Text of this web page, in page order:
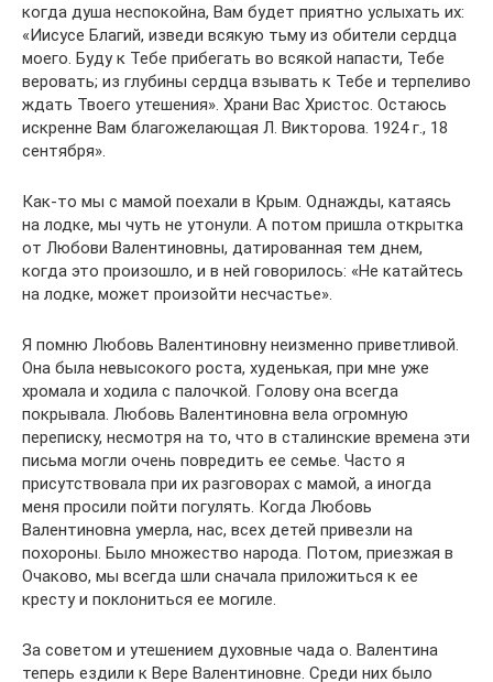
когда душа неспокойна, Вам будет приятно услыхать их:
«Иисусе Благий, изведи всякую тьму из обители сердца
моего. Буду к Тебе прибегать во всякой напасти, Тебе
веровать; из глубины сердца взывать к Тебе и терпеливо
ждать Твоего утешения». Храни Вас Христос. Остаюсь
искренне Вам благожелающая Л. Викторова. 1924 г., 18
сентября».
Как-то мы с мамой поехали в Крым. Однажды, катаясь
на лодке, мы чуть не утонули. А потом пришла открытка
от Любови Валентиновны, датированная тем днем,
когда это произошло, и в ней говорилось: «Не катайтесь
на лодке, может произойти несчастье».
Я помню Любовь Валентиновну неизменно приветливой.
Она была невысокого роста, худенькая, при мне уже
хромала и ходила с палочкой. Голову она всегда
покрывала. Любовь Валентиновна вела огромную
переписку, несмотря на то, что в сталинские времена эти
письма могли очень повредить ее семье. Часто я
присутствовала при их разговорах с мамой, а иногда
меня просили пойти погулять. Когда Любовь
Валентиновна умерла, нас, всех детей привезли на
похороны. Было множество народа. Потом, приезжая в
Очаково, мы всегда шли сначала приложиться к ее
кресту и поклониться ее могиле.
За советом и утешением духовные чада о. Валентина
теперь ездили к Вере Валентиновне. Среди них было